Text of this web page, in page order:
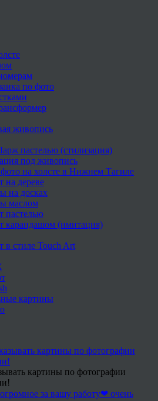
по фото
живопись
пастелью (стилизация)
под живопись
на холсте в Нижнем Тагиле
на дереве
на досках
маслом
пастелью
карандашом (имитация)
в стиле Touch Art
картины
картины по фотографии